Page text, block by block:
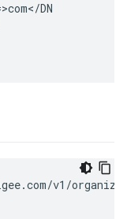
>com</DN
v1/